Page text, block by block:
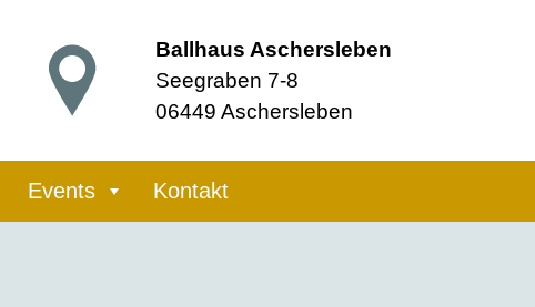
Ballhaus Aschersleben
Seegraben 7-8
06449 Aschersleben
Events Kontakt